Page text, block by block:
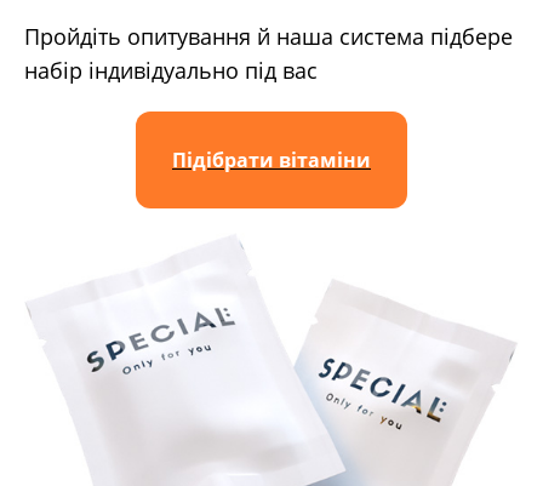
Пройдіть опитування й наша система підбере
набір індивідуально під вас
Підібрати вітаміни